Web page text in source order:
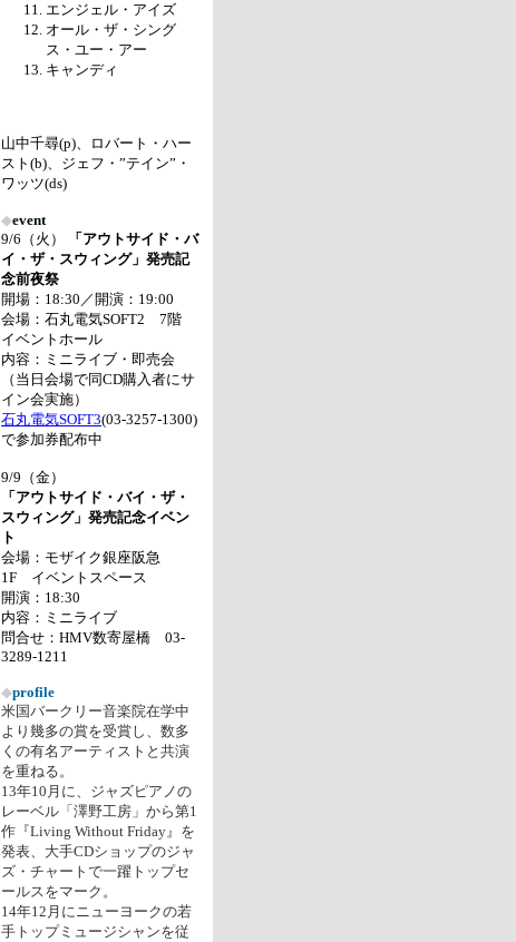
エンジェル・アイズ
オール・ザ・シング
ス・ユー・アー
キャンディ
山中千尋(p)、ロバート・ハー
スト(b)、ジェフ・”テイン”・
ワッツ(ds)
◆event
9/6（火）
「アウトサイド・バ
イ・ザ・スウィング」発売記
念前夜祭
開場：18:30／開演：19:00
会場：石丸電気SOFT2 7階
イベントホール
内容：ミニライブ・即売会
（当日会場で同CD購入者にサ
イン会実施）
石丸電気SOFT3(03-3257-1300)
で参加券配布中
9/9（金）
「アウトサイド・バイ・ザ・
スウィング」発売記念イベン
ト
会場：モザイク銀座阪急
1F イベントスペース
開演：18:30
内容：ミニライブ
問合せ：HMV数寄屋橋 03-
3289-1211
◆profile
米国バークリー音楽院在学中
より幾多の賞を受賞し、数多
くの有名アーティストと共演
を重ねる。
13年10月に、ジャズピアノの
レーベル「澤野工房」から第1
作『Living Without Friday』を
発表、大手CDショップのジャ
ズ・チャートで一躍トップセ
ールスをマーク。
14年12月にニューヨークの若
手トップミュージシャンを従